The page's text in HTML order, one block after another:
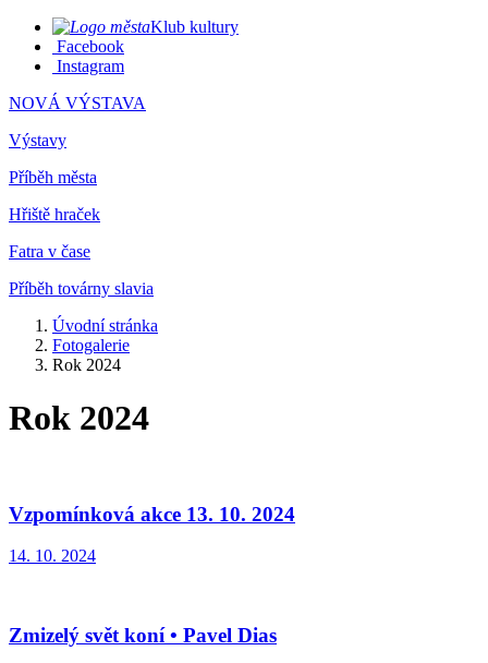
Klub kultury
Facebook
Instagram
NOVÁ VÝSTAVA
Výstavy
Příběh města
Hřiště hraček
Fatra v čase
Příběh továrny slavia
Úvodní stránka
Fotogalerie
Rok 2024
Rok 2024
Vzpomínková akce 13. 10. 2024
14. 10. 2024
Zmizelý svět koní • Pavel Dias